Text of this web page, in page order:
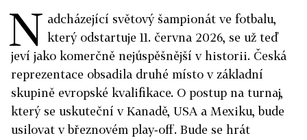
N adcházející světový šampionát ve fotbalu,
který odstartuje 11. června 2026, se už teď
jeví jako komerčně nejúspěšnější v historii. Česká
reprezentace obsadila druhé místo v základní
skupině evropské kvalifikace. O postup na turnaj,
který se uskuteční v Kanadě, USA a Mexiku, bude
usilovat v březnovém play‑off. Bude se hrát